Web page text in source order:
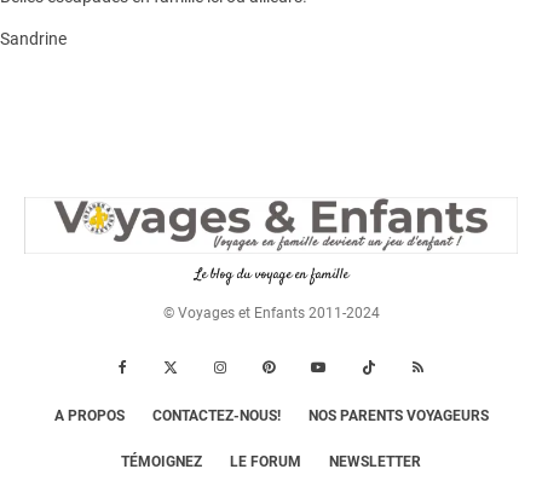
Sandrine
Le blog du voyage en famille
© Voyages et Enfants 2011-2024
A PROPOS CONTACTEZ-NOUS! NOS PARENTS VOYAGEURS
TÉMOIGNEZ LE FORUM NEWSLETTER